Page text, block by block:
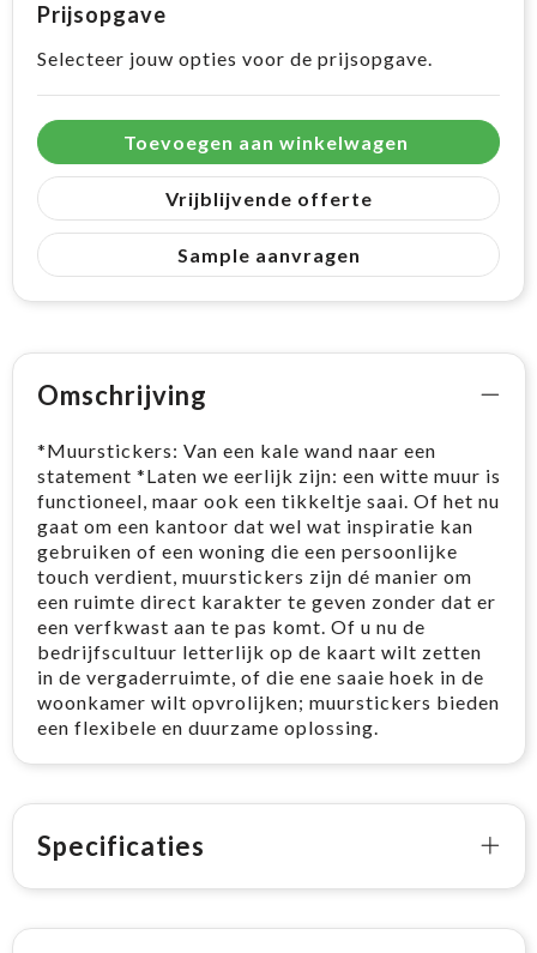
Prijsopgave
Selecteer jouw opties voor de prijsopgave.
Toevoegen aan winkelwagen
Vrijblijvende offerte
Sample aanvragen
Omschrijving
*Muurstickers: Van een kale wand naar een
statement *Laten we eerlijk zijn: een witte muur is
functioneel, maar ook een tikkeltje saai. Of het nu
gaat om een kantoor dat wel wat inspiratie kan
gebruiken of een woning die een persoonlijke
touch verdient, muurstickers zijn dé manier om
een ruimte direct karakter te geven zonder dat er
een verfkwast aan te pas komt. Of u nu de
bedrijfscultuur letterlijk op de kaart wilt zetten
in de vergaderruimte, of die ene saaie hoek in de
woonkamer wilt opvrolijken; muurstickers bieden
een flexibele en duurzame oplossing. ​
Specificaties